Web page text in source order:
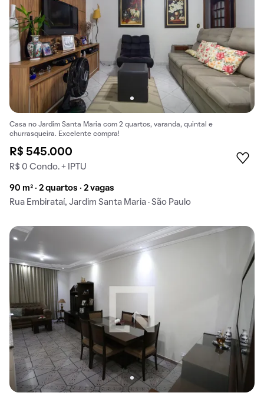
Casa no Jardim Santa Maria com 2 quartos, varanda, quintal e
churrasqueira. Excelente compra!
R$ 545.000
R$ 0 Condo. + IPTU
90 m² · 2 quartos · 2 vagas
Rua Embirataí, Jardim Santa Maria · São Paulo